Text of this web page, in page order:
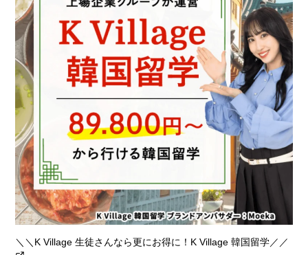
＼＼K Village 生徒さんなら更にお得に！K Village 韓国留学／／